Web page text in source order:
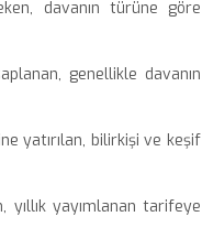
davanın türüne göre
genellikle davanın
yatırılan, bilirkişi ve keşif
yıllık yayımlanan tarifeye